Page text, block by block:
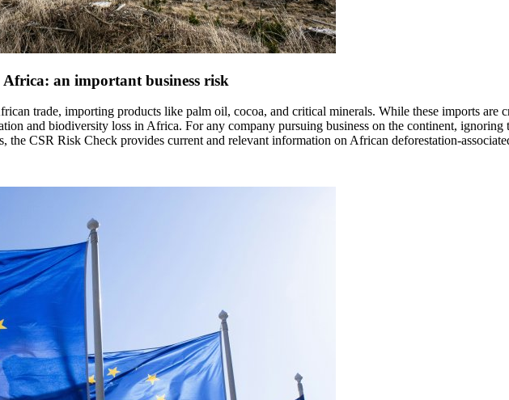
an important business risk
trade, importing products like palm oil, cocoa, and critical minerals. While these imports are
and biodiversity loss in Africa. For any company pursuing business on the continent, ignoring
the CSR Risk Check provides current and relevant information on African deforestation-